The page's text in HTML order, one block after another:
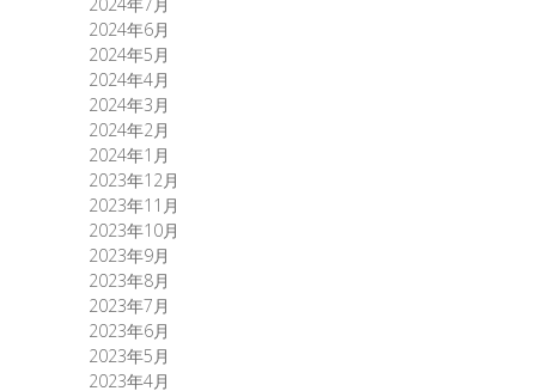
2024年6月
2024年5月
2024年4月
2024年3月
2024年2月
2024年1月
2023年12月
2023年11月
2023年10月
2023年9月
2023年8月
2023年7月
2023年6月
2023年5月
2023年4月